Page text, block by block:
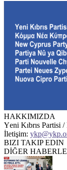
HAKKIMIZDA
Υeni Kıbrıs Partisi
İletişim:
BIZI TAKIP EDIN
DİĞER